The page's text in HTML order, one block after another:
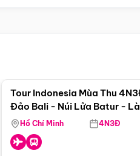
Tour Indonesia Mùa Thu
Đảo Bali - Núi Lửa Batur -
Penglipuran
Hồ Chí Minh 4N3Đ